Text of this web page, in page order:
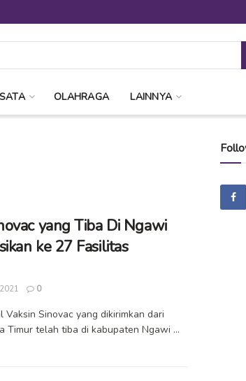
OLAHRAGA LAINNYA
yang Tiba Di Ngawi
ke 27 Fasilitas
0
Sinovac yang dikirimkan dari
Timur telah tiba di kabupaten Ngawi ...